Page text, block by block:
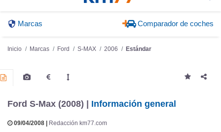
Marcas Comparador de coches
Inicio Marcas Ford S-MAX 2006 Estándar
Ford S-Max (2008) | Información general
09/04/2008 | Redacción km77.com